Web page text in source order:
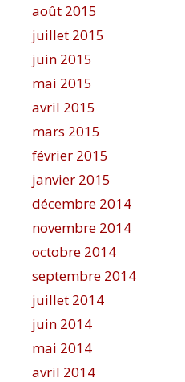
août 2015
juillet 2015
juin 2015
mai 2015
avril 2015
mars 2015
février 2015
janvier 2015
décembre 2014
novembre 2014
octobre 2014
septembre 2014
juillet 2014
juin 2014
mai 2014
avril 2014